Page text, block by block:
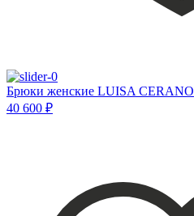
Брюки женские LUISA CERANO
40 600 ₽